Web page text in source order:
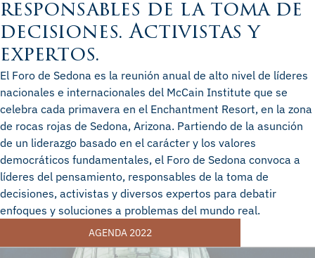
responsables de la toma de
decisiones. Activistas y
expertos.
El Foro de Sedona es la reunión anual de alto nivel de líderes
nacionales e internacionales del McCain Institute que se
celebra cada primavera en el Enchantment Resort, en la zona
de rocas rojas de Sedona, Arizona. Partiendo de la asunción
de un liderazgo basado en el carácter y los valores
democráticos fundamentales, el Foro de Sedona convoca a
líderes del pensamiento, responsables de la toma de
decisiones, activistas y diversos expertos para debatir
enfoques y soluciones a problemas del mundo real.
AGENDA 2022